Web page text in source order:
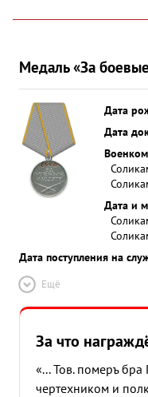
Медаль «За
Дата
Дата
Дата и
Дата поступления на
Ещё
За что
«... Тов. померъ
чертехником и